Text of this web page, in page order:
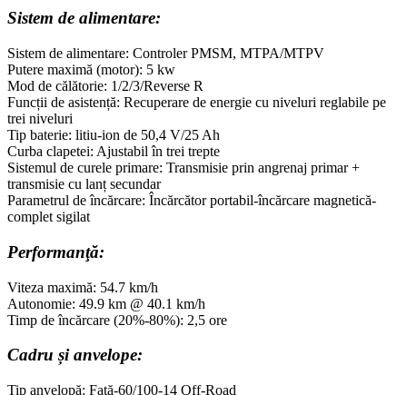
Sistem de alimentare:
Sistem de alimentare: Controler PMSM, MTPA/MTPV
Putere maximă (motor): 5 kw
Mod de călătorie: 1/2/3/Reverse R
Funcții de asistență: Recuperare de energie cu niveluri reglabile pe
trei niveluri
Tip baterie: litiu-ion de 50,4 V/25 Ah
Curba clapetei: Ajustabil în trei trepte
Sistemul de curele primare: Transmisie prin angrenaj primar +
transmisie cu lanț secundar
Parametrul de încărcare: Încărcător portabil-încărcare magnetică-
complet sigilat
Performanţă:
Viteza maximă: 54.7 km/h
Autonomie: 49.9 km @ 40.1 km/h
Timp de încărcare (20%-80%): 2,5 ore
Cadru și anvelope:
Tip anvelopă: Față-60/100-14 Off-Road